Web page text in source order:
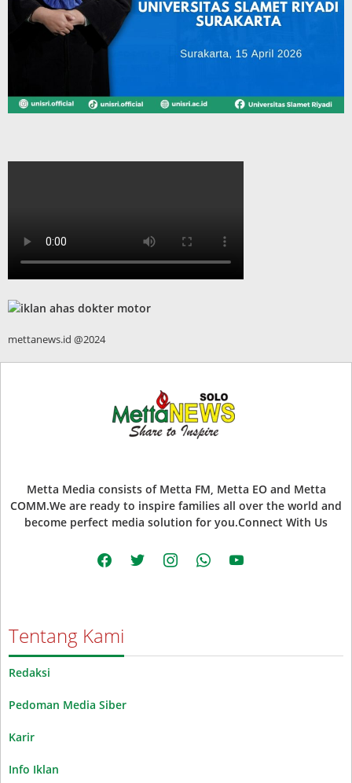
mettanews.id @2024
Metta Media consists of Metta FM, Metta EO and Metta
COMM.We are ready to inspire families all over the world and
become perfect media solution for you.Connect With Us
facebooktwitter instagramwhatsappyoutube
Tentang Kami
Redaksi
Pedoman Media Siber
Karir
Info Iklan